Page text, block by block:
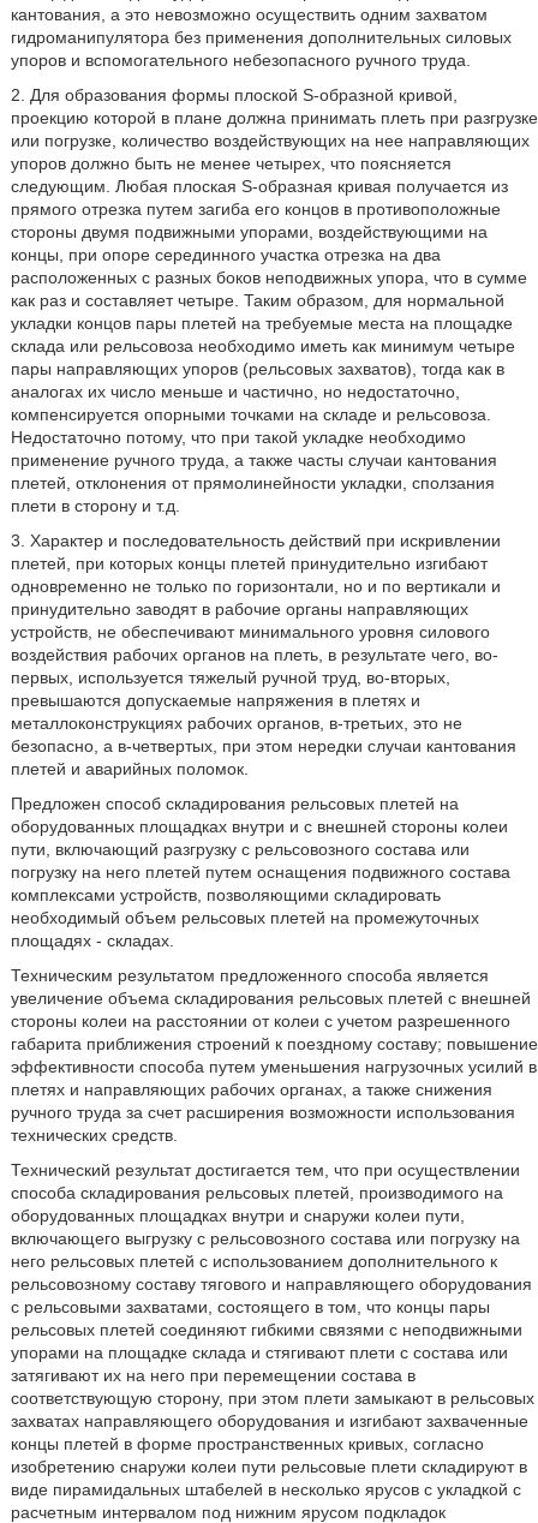
кантования, а это невозможно осуществить одним захватом
гидроманипулятора без применения дополнительных силовых
упоров и вспомогательного небезопасного ручного труда.
2. Для образования формы плоской S-образной кривой,
проекцию которой в плане должна принимать плеть при разгрузке
или погрузке, количество воздействующих на нее направляющих
упоров должно быть не менее четырех, что поясняется
следующим. Любая плоская S-образная кривая получается из
прямого отрезка путем загиба его концов в противоположные
стороны двумя подвижными упорами, воздействующими на
концы, при опоре серединного участка отрезка на два
расположенных с разных боков неподвижных упора, что в сумме
как раз и составляет четыре. Таким образом, для нормальной
укладки концов пары плетей на требуемые места на площадке
склада или рельсовоза необходимо иметь как минимум четыре
пары направляющих упоров (рельсовых захватов), тогда как в
аналогах их число меньше и частично, но недостаточно,
компенсируется опорными точками на складе и рельсовоза.
Недостаточно потому, что при такой укладке необходимо
применение ручного труда, а также часты случаи кантования
плетей, отклонения от прямолинейности укладки, сползания
плети в сторону и т.д.
3. Характер и последовательность действий при искривлении
плетей, при которых концы плетей принудительно изгибают
одновременно не только по горизонтали, но и по вертикали и
принудительно заводят в рабочие органы направляющих
устройств, не обеспечивают минимального уровня силового
воздействия рабочих органов на плеть, в результате чего, во-
первых, используется тяжелый ручной труд, во-вторых,
превышаются допускаемые напряжения в плетях и
металлоконструкциях рабочих органов, в-третьих, это не
безопасно, а в-четвертых, при этом нередки случаи кантования
плетей и аварийных поломок.
Предложен способ складирования рельсовых плетей на
оборудованных площадках внутри и с внешней стороны колеи
пути, включающий разгрузку с рельсовозного состава или
погрузку на него плетей путем оснащения подвижного состава
комплексами устройств, позволяющими складировать
необходимый объем рельсовых плетей на промежуточных
площадях - складах.
Техническим результатом предложенного способа является
увеличение объема складирования рельсовых плетей с внешней
стороны колеи на расстоянии от колеи с учетом разрешенного
габарита приближения строений к поездному составу; повышение
эффективности способа путем уменьшения нагрузочных усилий в
плетях и направляющих рабочих органах, а также снижения
ручного труда за счет расширения возможности использования
технических средств.
Технический результат достигается тем, что при осуществлении
способа складирования рельсовых плетей, производимого на
оборудованных площадках внутри и снаружи колеи пути,
включающего выгрузку с рельсовозного состава или погрузку на
него рельсовых плетей с использованием дополнительного к
рельсовозному составу тягового и направляющего оборудования
с рельсовыми захватами, состоящего в том, что концы пары
рельсовых плетей соединяют гибкими связями с неподвижными
упорами на площадке склада и стягивают плети с состава или
затягивают их на него при перемещении состава в
соответствующую сторону, при этом плети замыкают в рельсовых
захватах направляющего оборудования и изгибают захваченные
концы плетей в форме пространственных кривых, согласно
изобретению снаружи колеи пути рельсовые плети складируют в
виде пирамидальных штабелей в несколько ярусов с укладкой с
расчетным интервалом под нижним ярусом подкладок